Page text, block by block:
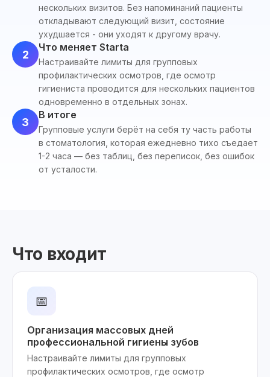
нескольких визитов. Без напоминаний пациенты
откладывают следующий визит, состояние
ухудшается - они уходят к другому врачу.
2
Что меняет Starta
Настраивайте лимиты для групповых
профилактических осмотров, где осмотр
гигиениста проводится для нескольких пациентов
одновременно в отдельных зонах.
3
В итоге
Групповые услуги берёт на себя ту часть работы
в стоматология, которая ежедневно тихо съедает
1-2 часа — без таблиц, без переписок, без ошибок
от усталости.
Что входит
📅
Организация массовых дней
профессиональной гигиены зубов
Настраивайте лимиты для групповых
профилактических осмотров, где осмотр